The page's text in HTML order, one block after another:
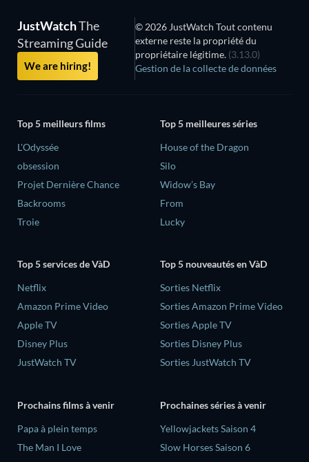
JustWatchThe
Streaming Guide
We are hiring!
© 2026 JustWatch Tout contenu
externe reste la propriété du
propriétaire légitime. (3.13.0)
Gestion de la collecte de données
Top 5 meilleurs films
L'Odyssée
obsession
Projet Dernière Chance
Backrooms
Troie
Top 5 meilleures séries
House of the Dragon
Silo
Widow’s Bay
From
Lucky
Top 5 services de VàD
Netflix
Amazon Prime Video
Apple TV
Disney Plus
JustWatch TV
Top 5 nouveautés en VàD
Sorties Netflix
Sorties Amazon Prime Video
Sorties Apple TV
Sorties Disney Plus
Sorties JustWatch TV
Prochains films à venir
‎Papa à plein temps
The Man I Love
Prochaines séries à venir
Yellowjackets Saison 4
Slow Horses Saison 6